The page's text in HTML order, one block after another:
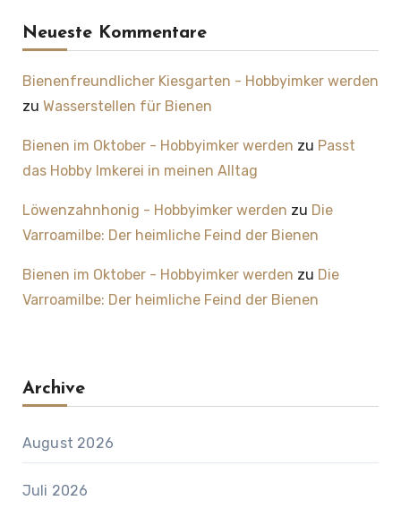
Neueste Kommentare
Bienenfreundlicher Kiesgarten - Hobbyimker werden
zu Wasserstellen für Bienen
Bienen im Oktober - Hobbyimker werden zu Passt
das Hobby Imkerei in meinen Alltag
Löwenzahnhonig - Hobbyimker werden zu Die
Varroamilbe: Der heimliche Feind der Bienen
Bienen im Oktober - Hobbyimker werden zu Die
Varroamilbe: Der heimliche Feind der Bienen
Archive
August 2026
Juli 2026